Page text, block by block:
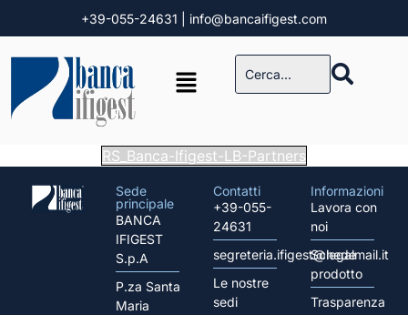
+39-055-24631 | info@bancaifigest.com
RS_Banca-Ifigest-LB-Partners
Sede
principale
BANCA
IFIGEST
S.p.A
P.za Santa
Maria
Contatti
+39-055-
24631
segreteria.ifigest@legalmail.it
Le nostre
sedi
Informazioni
Lavora con
noi
Schede
prodotto
Trasparenza